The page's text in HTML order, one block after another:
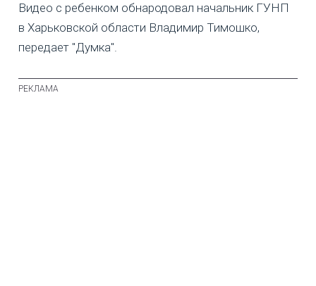
Видео с ребенком обнародовал начальник ГУНП
в Харьковской области Владимир Тимошко,
передает "Думка".